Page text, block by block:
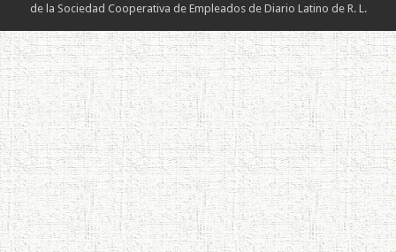
de la Sociedad Cooperativa de Empleados de Diario Latino de R. L.